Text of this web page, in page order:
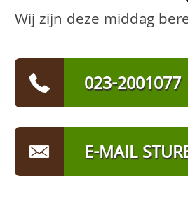
Wij zijn deze middag
023-2001077
E-MAIL